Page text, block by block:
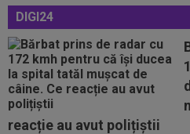
DIGI24
reacție au avut polițiștii
15:58
UEFA, CONCACAF și
adresa FIFA! S-a declanșat un
15:41
Marius Baciu e convins,
scos pe Mihai Toma din primul...
15:40
MERCATO în Europa.
sunt AICI! Yan Diomande a